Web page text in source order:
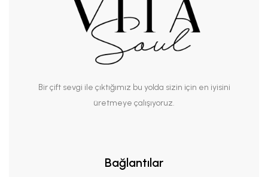
Bir çift sevgi ile çıktığımız bu yolda sizin için en iyisini
üretmeye çalışıyoruz.
Bağlantılar